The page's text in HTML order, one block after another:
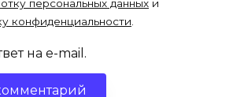
персональных данных и
конфиденциальности
на e-mail.